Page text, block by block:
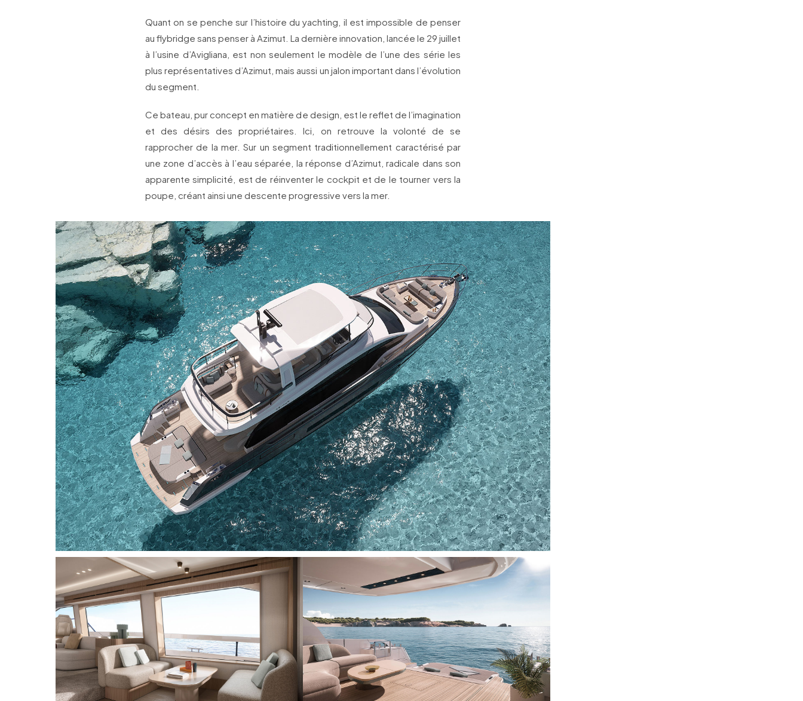
Quant on se penche sur l’histoire du yachting, il est impossible de penser
au flybridge sans penser à Azimut. La dernière innovation, lancée le 29 juillet
à l’usine d’Avigliana, est non seulement le modèle de l’une des série les
plus représentatives d’Azimut, mais aussi un jalon important dans l’évolution
du segment.
Ce bateau, pur concept en matière de design, est le reflet de l’imagination
et des désirs des propriétaires. Ici, on retrouve la volonté de se
rapprocher de la mer. Sur un segment traditionnellement caractérisé par
une zone d’accès à l’eau séparée, la réponse d’Azimut, radicale dans son
apparente simplicité, est de réinventer le cockpit et de le tourner vers la
poupe, créant ainsi une descente progressive vers la mer.